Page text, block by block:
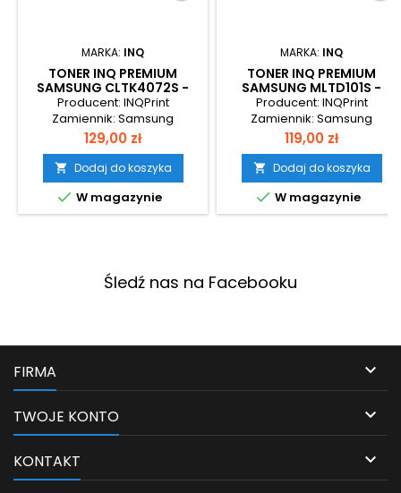
MARKA: INQ
TONER INQ PREMIUM
SAMSUNG CLTK4072S -
SU138A BLACK
Producent: INQPrint
Zamiennik: Samsung
Cena
129,00 zł
 Dodaj do koszyka
 W magazynie
MARKA: INQ
TONER INQ PREMIUM
SAMSUNG MLTD101S -
SU696A BLACK
Producent: INQPrint
Zamiennik: Samsung
Cena
119,00 zł
 Dodaj do koszyka
 W magazynie
Śledź nas na Facebooku
FIRMA 
TWOJE KONTO 
KONTAKT 